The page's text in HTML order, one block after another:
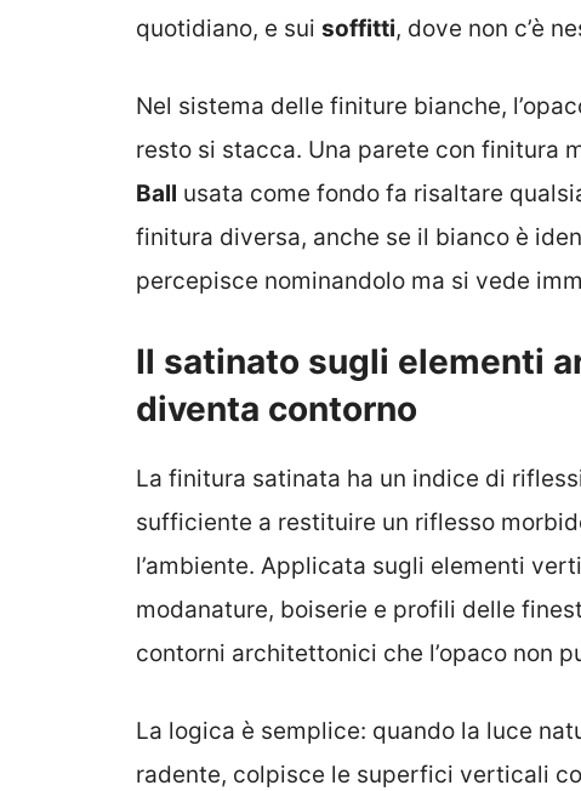
quotidiano, e sui soffitti, dove non c’è
Nel sistema delle finiture bianche,
resto si stacca. Una parete con finitura
Ball usata come fondo fa risaltare
finitura diversa, anche se il bianco è
percepisce nominandolo ma si vede
Il satinato sugli elementi
diventa contorno
La finitura satinata ha un indice di
sufficiente a restituire un riflesso
l’ambiente. Applicata sugli elementi
modanature, boiserie e profili delle
contorni architettonici che l’opaco non
La logica è semplice: quando la luce
radente, colpisce le superfici verticali